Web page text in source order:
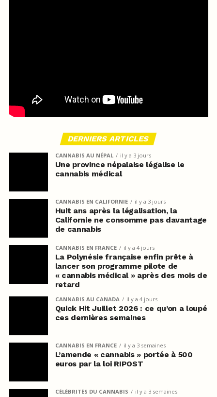
DERNIERS ARTICLES
CANNABIS AU NÉPAL il y a 3 jours
Une province népalaise légalise le
cannabis médical
CANNABIS EN CALIFORNIE il y a 3 jours
Huit ans après la légalisation, la
Californie ne consomme pas davantage
de cannabis
CANNABIS EN FRANCE il y a 4 jours
La Polynésie française enfin prête à
lancer son programme pilote de
« cannabis médical » après des mois de
retard
CANNABIS AU CANADA il y a 4 jours
Quick Hit Juillet 2026 : ce qu’on a loupé
ces dernières semaines
CANNABIS EN FRANCE il y a 3 semaines
L’amende « cannabis » portée à 500
euros par la loi RIPOST
CÉLÉBRITÉS DU CANNABIS il y a 3 semaines